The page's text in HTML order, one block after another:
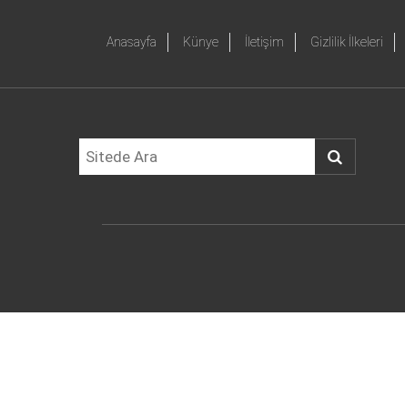
Anasayfa Künye İletişim Gizlilik İlkeleri